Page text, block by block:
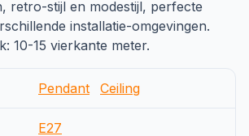
retro-stijl en modestijl, perfecte
installatie-omgevingen.
10-15 vierkante meter.
Pendant Ceiling
E27